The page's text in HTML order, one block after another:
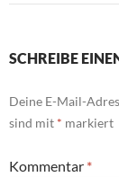
SCHREIBE
Deine E-Mail-
sind mit * markiert
Kommentar *